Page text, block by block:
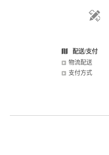
配送/支付
物流配送
支付方式